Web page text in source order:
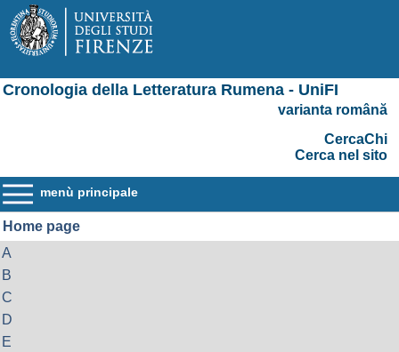
Cronologia della Letteratura Rumena - UniFI
varianta română
CercaChi
Cerca nel sito
menù principale
Home page
A
B
C
D
E